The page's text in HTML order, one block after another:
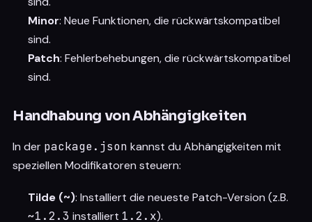
Minor: Neue Funktionen, die rückwärtskompatibel
sind.
Patch: Fehlerbehebungen, die rückwärtskompatibel
sind.
Handhabung von Abhängigkeiten
In der package.json kannst du Abhängigkeiten mit
speziellen Modifikatoren steuern:
Tilde (~): Installiert die neueste Patch-Version (z.B.
~1.2.3 installiert 1.2.x).